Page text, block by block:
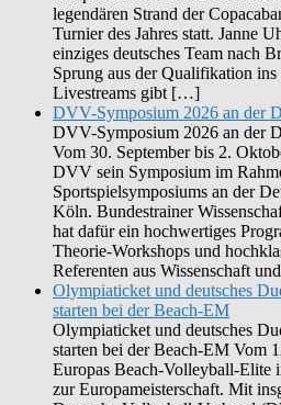
legendären Strand der
Turnier des Jahres statt. Janne
einziges deutsches Team nach
Sprung aus der Qualifikation
Livestreams gibt […]
DVV-Symposium 2026 an der
DVV-Symposium 2026 an der
Vom 30. September bis 2.
DVV sein Symposium im
Sportspielsymposiums an der
Köln. Bundestrainer
hat dafür ein hochwertiges
Theorie-Workshops und
Referenten aus Wissenschaft
Olympiaticket und deutsches
starten bei der Beach-EM
Olympiaticket und deutsches
starten bei der Beach-EM Vom
Europas Beach-Volleyball-Elite
zur Europameisterschaft. Mit